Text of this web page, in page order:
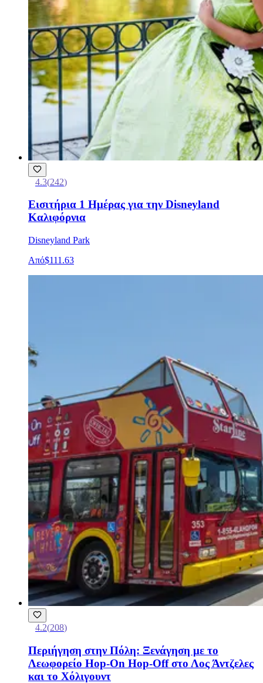
4.3(242)
Εισιτήρια 1 Ημέρας για την Disneyland
Καλιφόρνια
Disneyland Park
Από$111.63
4.2(208)
Περιήγηση στην Πόλη: Ξενάγηση με το
Λεωφορείο Hop-On Hop-Off στο Λος Άντζελες
και το Χόλιγουντ